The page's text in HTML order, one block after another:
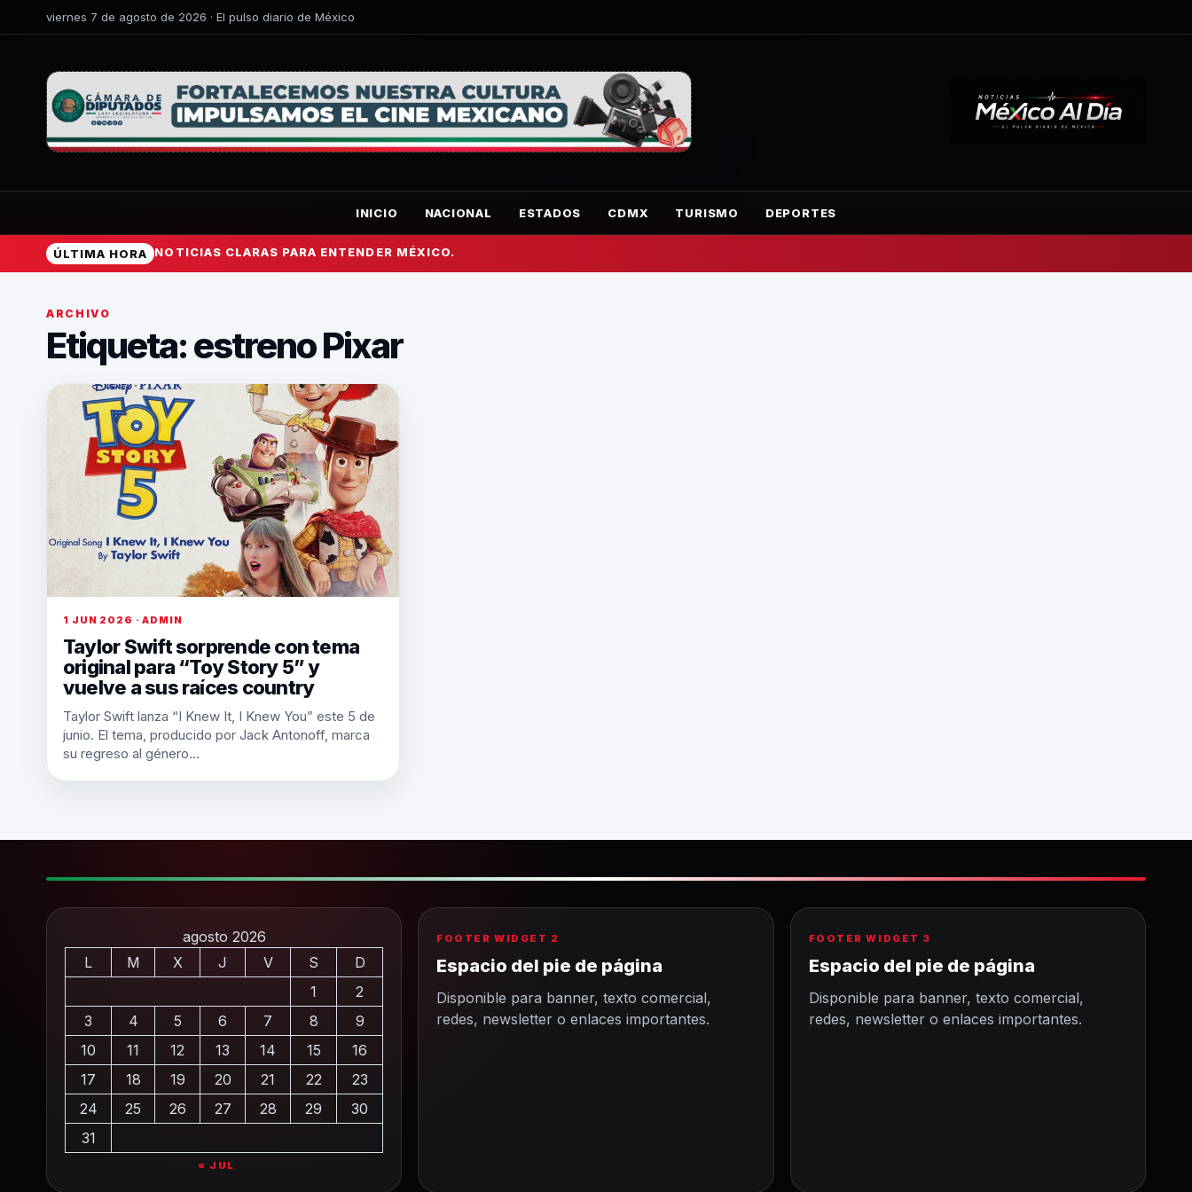
viernes 7 de agosto de 2026 · El pulso diario de México
INICIO NACIONAL ESTADOS CDMX TURISMO DEPORTES
ÚLTIMA HORA NOTICIAS CLARAS PARA ENTENDER MÉXICO.
ARCHIVO
Etiqueta:estreno Pixar
1 JUN 2026 · ADMIN
Taylor Swift sorprende con tema
original para “Toy Story 5” y
vuelve a sus raíces country
Taylor Swift lanza “I Knew It, I Knew You” este 5 de
junio. El tema, producido por Jack Antonoff, marca
su regreso al género…
agosto 2026
L
M X J V S
D
1
2
3
4 5 6 7 8
9
10
11 12 13 14 15
16
17
18 19 20 21 22
23
24
25 26 27 28 29
30
31
« JUL
FOOTER WIDGET 2
Espacio del pie de página
Disponible para banner, texto comercial,
redes, newsletter o enlaces importantes.
FOOTER WIDGET 3
Espacio del pie de página
Disponible para banner, texto comercial,
redes, newsletter o enlaces importantes.